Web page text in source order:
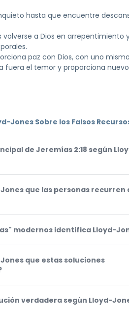
hasta que encuentre
volverse a Dios en arrepentimiento
paz con Dios, con uno
fuera el temor y proporciona nuevo
Jones Sobre los Falsos
de Jeremías 2:18 según
que las personas recurren
modernos identifica Lloyd-
que estas soluciones
verdadera según Lloyd-